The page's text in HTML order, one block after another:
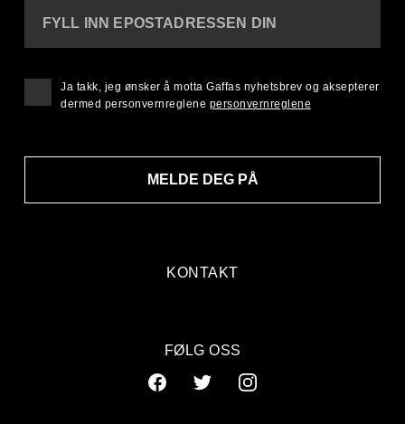
KONTAKT
FYLL INN EPOSTADRESSEN DIN
MELDE DEG PÅ
Ja takk, jeg ønsker å motta Gaffas nyhetsbrev og aksepterer
dermed personvernreglene personvernreglene
FØLG OSS